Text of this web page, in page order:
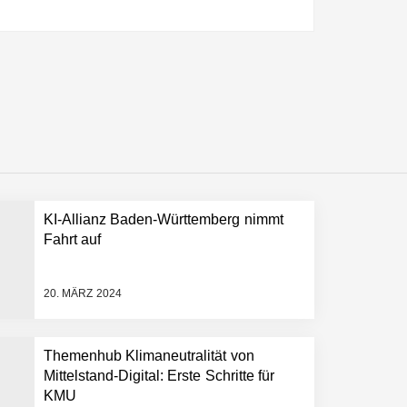
KI-Allianz Baden-Württemberg nimmt
Fahrt auf
20. MÄRZ 2024
Themenhub Klimaneutralität von
Mittelstand-Digital: Erste Schritte für
KMU
Entwicklungsprozesse